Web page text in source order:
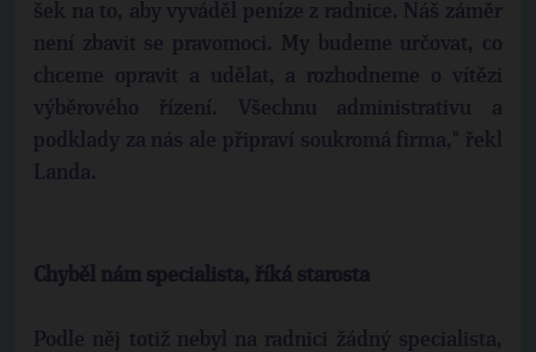
šek na to, aby vyváděl peníze z radnice. Náš záměr
není zbavit se pravomoci. My budeme určovat, co
chceme opravit a udělat, a rozhodneme o vítězi
výběrového řízení. Všechnu administrativu a
podklady za nás ale připraví soukromá firma," řekl
Landa.
Chyběl nám specialista, říká starosta
Podle něj totiž nebyl na radnici žádný specialista,